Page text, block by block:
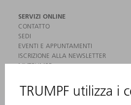
SERVIZI ONLINE
CONTATTO
SEDI
EVENTI E APPUNTAMENTI
ISCRIZIONE ALLA NEWSLETTER
MYTRUMPF
PRODOTTI
MACCHINE & SISTEMI